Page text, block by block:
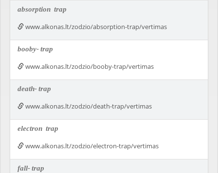
absorption trap
www.alkonas.lt/zodzio/absorption-trap/vertimas
booby-trap
www.alkonas.lt/zodzio/booby-trap/vertimas
death-trap
www.alkonas.lt/zodzio/death-trap/vertimas
electron trap
www.alkonas.lt/zodzio/electron-trap/vertimas
fall-trap